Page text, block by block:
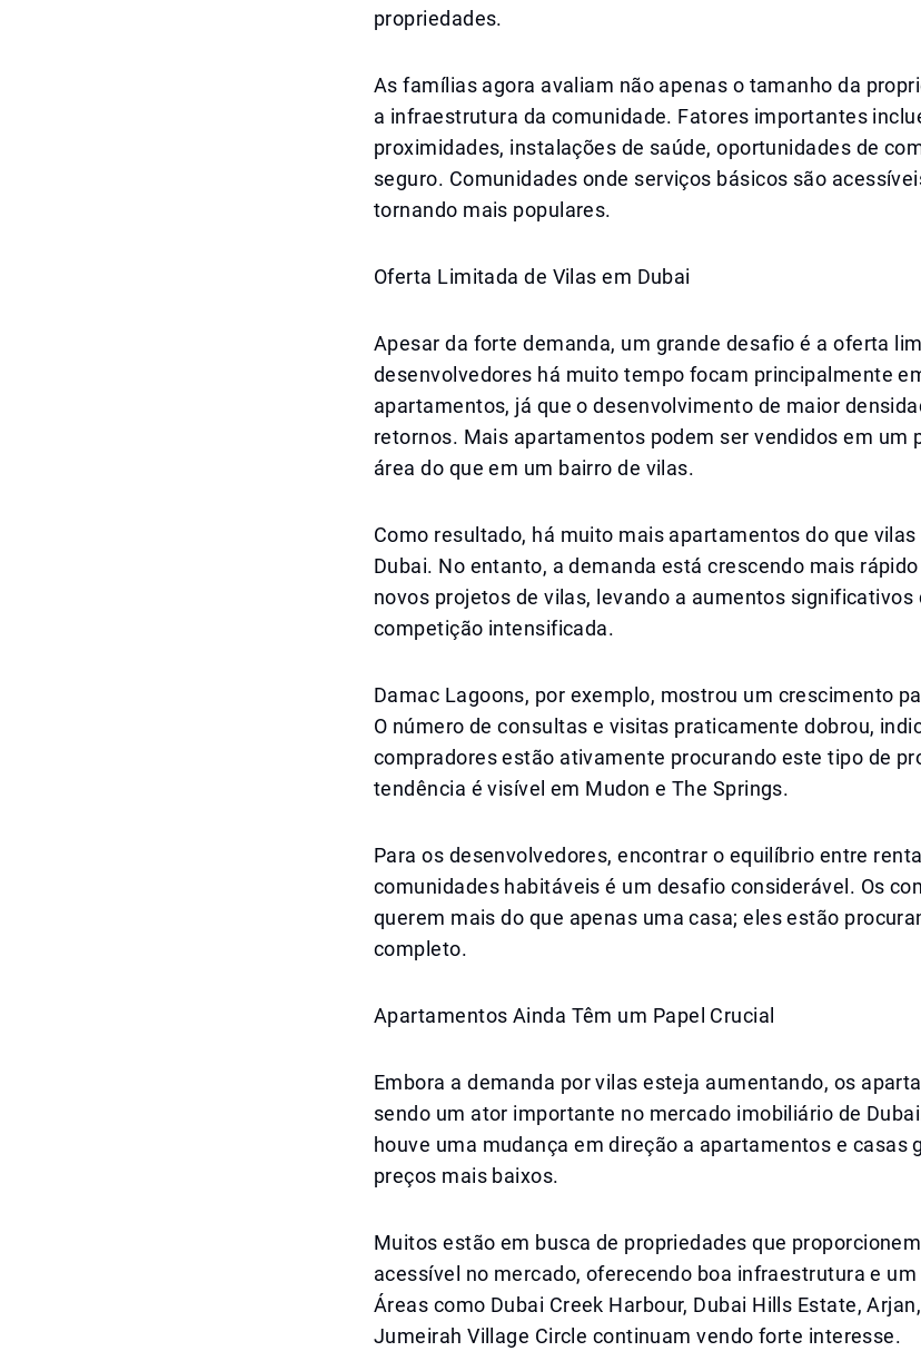
propriedades.
As famílias agora avaliam não apenas o tamanho da
a infraestrutura da comunidade. Fatores importantes
proximidades, instalações de saúde, oportunidades de
seguro. Comunidades onde serviços básicos são
tornando mais populares.
Oferta Limitada de Vilas em Dubai
Apesar da forte demanda, um grande desafio é a oferta
desenvolvedores há muito tempo focam principalmente
apartamentos, já que o desenvolvimento de maior
retornos. Mais apartamentos podem ser vendidos em um
área do que em um bairro de vilas.
Como resultado, há muito mais apartamentos do que
Dubai. No entanto, a demanda está crescendo mais
novos projetos de vilas, levando a aumentos significativos
competição intensificada.
Damac Lagoons, por exemplo, mostrou um crescimento
O número de consultas e visitas praticamente dobrou,
compradores estão ativamente procurando este tipo de
tendência é visível em Mudon e The Springs.
Para os desenvolvedores, encontrar o equilíbrio entre
comunidades habitáveis é um desafio considerável. Os
querem mais do que apenas uma casa; eles estão
completo.
Apartamentos Ainda Têm um Papel Crucial
Embora a demanda por vilas esteja aumentando, os
sendo um ator importante no mercado imobiliário de
houve uma mudança em direção a apartamentos e casas
preços mais baixos.
Muitos estão em busca de propriedades que
acessível no mercado, oferecendo boa infraestrutura e
Áreas como Dubai Creek Harbour, Dubai Hills Estate,
Jumeirah Village Circle continuam vendo forte interesse.